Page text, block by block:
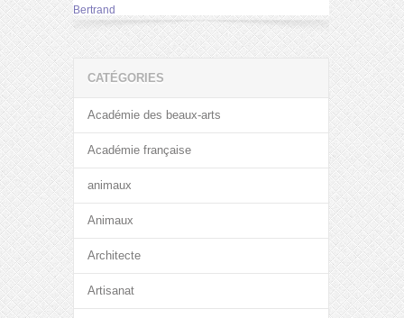
Bertrand
CATÉGORIES
Académie des beaux-arts
Académie française
animaux
Animaux
Architecte
Artisanat